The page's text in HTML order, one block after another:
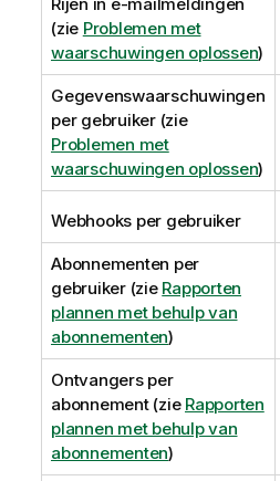
Rijen in e-mailmeldingen
(zie Problemen met
waarschuwingen oplossen)
Gegevenswaarschuwingen
per gebruiker (zie
Problemen met
waarschuwingen oplossen)
Webhooks per gebruiker
Abonnementen per
gebruiker (zie Rapporten
plannen met behulp van
abonnementen)
Ontvangers per
abonnement (zie Rapporten
plannen met behulp van
abonnementen)